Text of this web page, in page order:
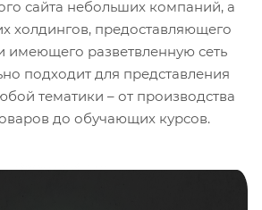
сайта небольших компаний, а
холдингов, предоставляющего
имеющего разветвленную сеть
подходит для представления
тематики – от производства
до обучающих курсов.